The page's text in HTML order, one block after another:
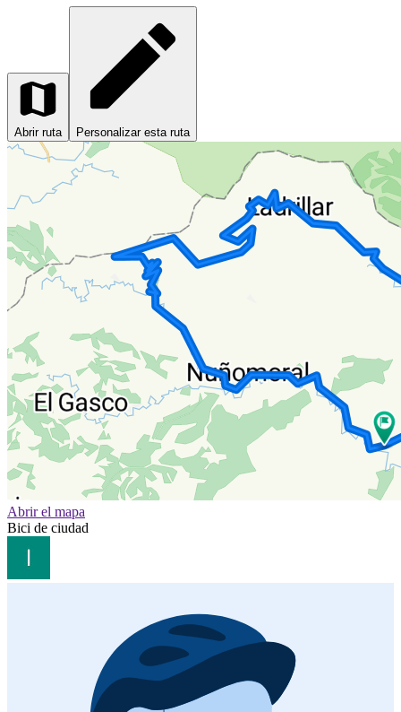
Abrir ruta Personalizar esta ruta
Abrir el mapa
Bici de ciudad